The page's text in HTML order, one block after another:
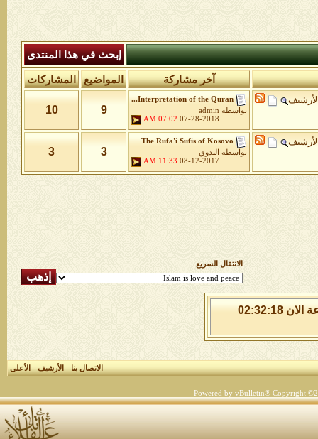
إبحث في هذا المنتدى
آخر مشاركة المواضيع المشاركات
Interpretation of the Quran...
بواسطة admin
07-28-2018
07:02 AM
9
10
The Rufa'i Sufis of Kosovo
بواسطة
البدوي
08-12-2017
11:33 AM
3
3
الانتقال السريع
الجمعة 7 من اغسطس 2026 , الساعة الان 02:32:18
الاتصال بنا-الأرشيف-الأعلى
Powered by vBulletin® Copyright